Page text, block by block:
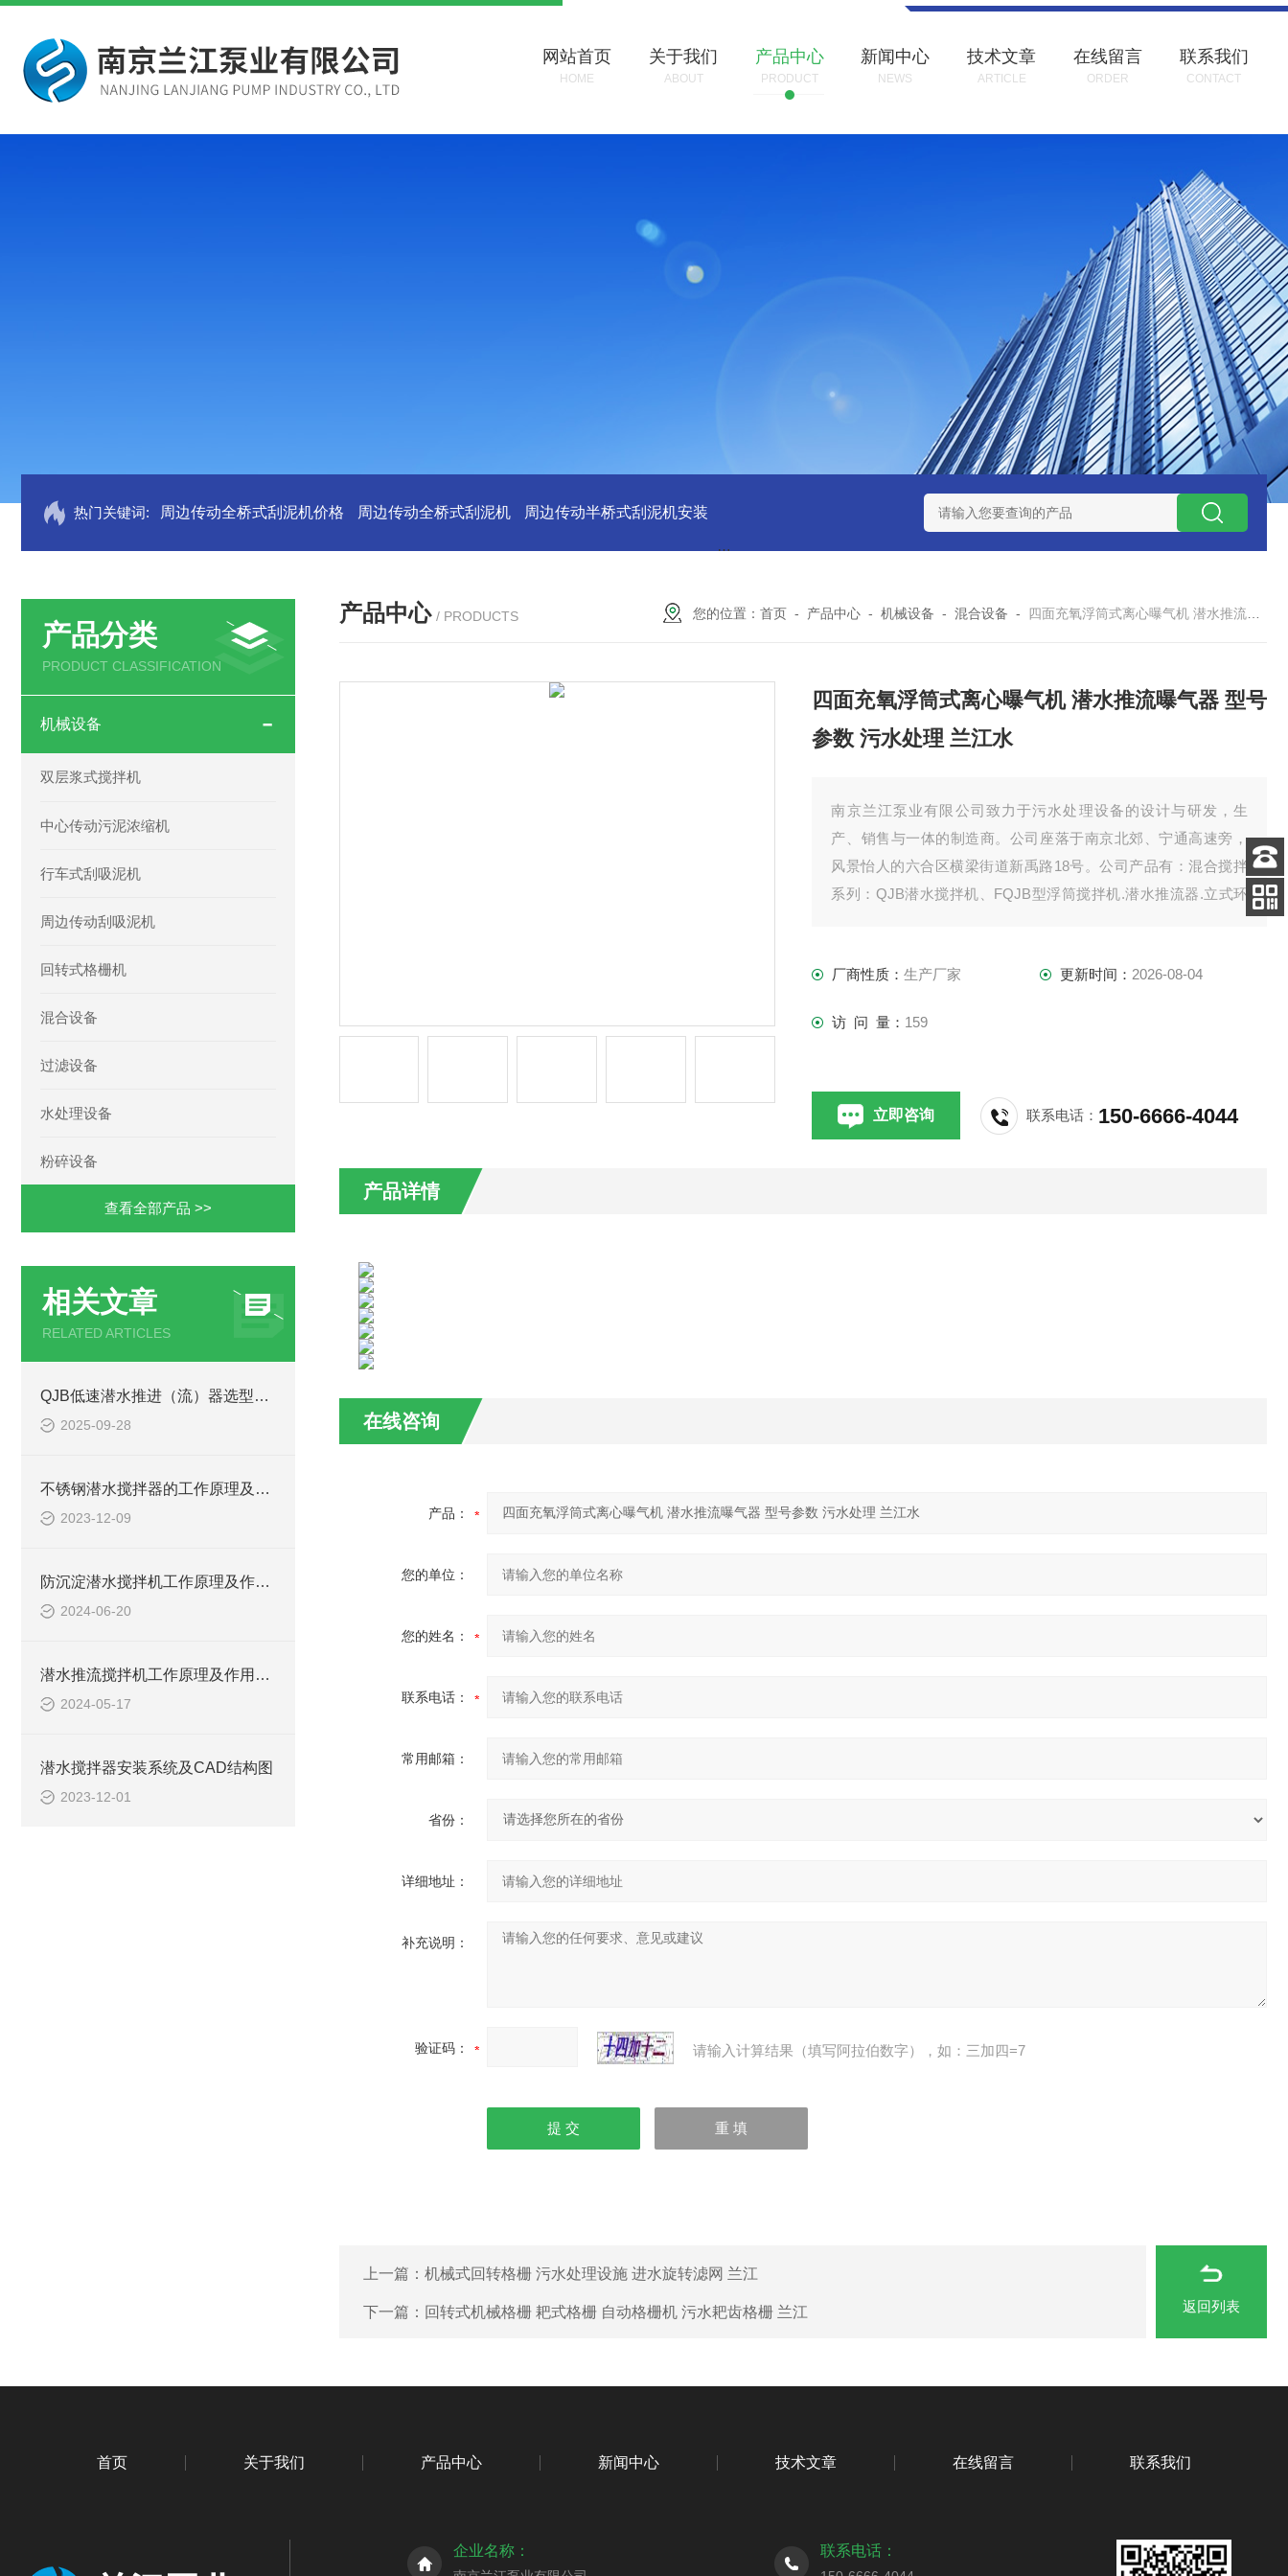
网站首页
HOME
关于我们
ABOUT
产品中心
PRODUCT
新闻中心
NEWS
技术文章
ARTICLE
在线留言
ORDER
联系我们
CONTACT
热门关键词: 周边传动全桥式刮泥机价格 周边传动全桥式刮泥机 周边传动半桥式刮泥机安装 周边传动半桥式刮泥机选型 周边传动半桥式刮泥机
产品分类
PRODUCT CLASSIFICATION
机械设备
双层浆式搅拌机
中心传动污泥浓缩机
行车式刮吸泥机
周边传动刮吸泥机
回转式格栅机
混合设备
过滤设备
水处理设备
粉碎设备
查看全部产品 >>
相关文章
RELATED ARTICLES
QJB低速潜水推进（流）器选型关键考量因素
2025-09-28
不锈钢潜水搅拌器的工作原理及作用特点、结构图
2023-12-09
防沉淀潜水搅拌机工作原理及作用特点、安装图、CAD结构图
2024-06-20
潜水推流搅拌机工作原理及作用特点、安装图、CAD结构图
2024-05-17
潜水搅拌器安装系统及CAD结构图
2023-12-01
产品中心 / PRODUCTS 您的位置：首页 - 产品中心 -机械设备 -混合设备 - 四面充氧浮筒式离心曝气机 潜水推流曝气器 型号参数 污水处理 兰江水
四面充氧浮筒式离心曝气机 潜水推流曝气器 型号
参数 污水处理 兰江水
南京兰江泵业有限公司致力于污水处理设备的设计与研发，生
产、销售与一体的制造商。公司座落于南京北郊、宁通高速旁，
风景怡人的六合区横梁街道新禹路18号。公司产品有：混合搅拌
系列：QJB潜水搅拌机、FQJB型浮筒搅拌机.潜水推流器.立式环
厂商性质：生产厂家 更新时间： 2026-08-04
访 问 量： 159
立即咨询 联系电话： 150-6666-4044
产品详情
在线咨询
产品：
您的单位：
您的姓名：
联系电话：
常用邮箱：
省份：
详细地址：
补充说明：
验证码： 请输入计算结果（填写阿拉伯数字），如：三加四=7
上一篇： 机械式回转格栅 污水处理设施 进水旋转滤网 兰江
下一篇： 回转式机械格栅 耙式格栅 自动格栅机 污水耙齿格栅 兰江 返回列表
首页 关于我们 产品中心 新闻中心 技术文章 在线留言 联系我们
企业名称： 联系电话：
客服
电话